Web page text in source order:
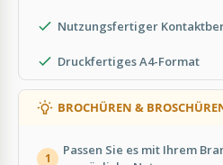
Nutzungsfertiger
Druckfertiges A4-Format
BROCHÜREN &
1
Passen Sie es mit Ihrem